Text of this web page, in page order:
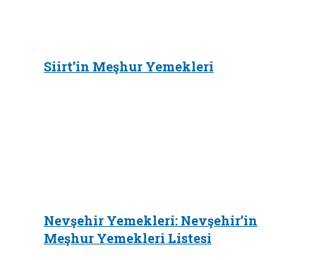
Siirt’in Meşhur Yemekleri
Nevşehir Yemekleri: Nevşehir’in
Meşhur Yemekleri Listesi